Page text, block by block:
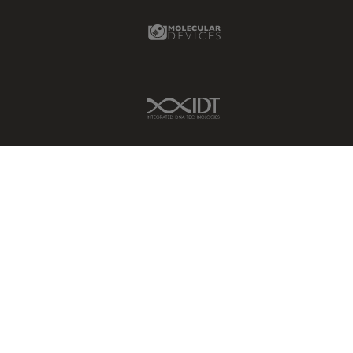
Molecular Devices Link
IDT Link